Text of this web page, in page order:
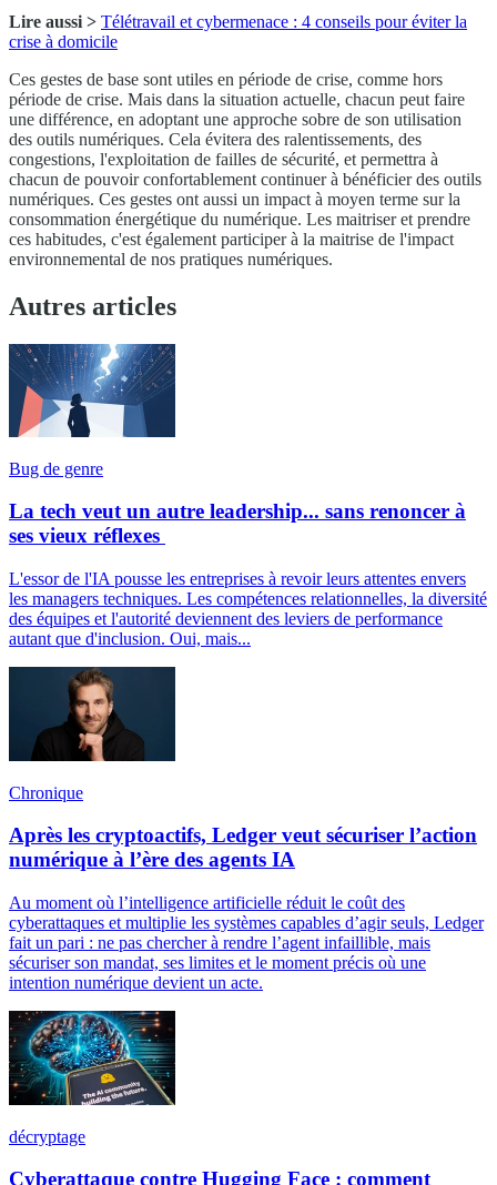
Lire aussi > Télétravail et cybermenace : 4 conseils pour éviter la
crise à domicile
Ces gestes de base sont utiles en période de crise, comme hors
période de crise. Mais dans la situation actuelle, chacun peut faire
une différence, en adoptant une approche sobre de son utilisation
des outils numériques. Cela évitera des ralentissements, des
congestions, l'exploitation de failles de sécurité, et permettra à
chacun de pouvoir confortablement continuer à bénéficier des outils
numériques. Ces gestes ont aussi un impact à moyen terme sur la
consommation énergétique du numérique. Les maitriser et prendre
ces habitudes, c'est également participer à la maitrise de l'impact
environnemental de nos pratiques numériques.
Autres articles
Bug de genre
La tech veut un autre leadership... sans renoncer à
ses vieux réflexes
L'essor de l'IA pousse les entreprises à revoir leurs attentes envers
les managers techniques. Les compétences relationnelles, la diversité
des équipes et l'autorité deviennent des leviers de performance
autant que d'inclusion. Oui, mais...
Chronique
Après les cryptoactifs, Ledger veut sécuriser l’action
numérique à l’ère des agents IA
Au moment où l’intelligence artificielle réduit le coût des
cyberattaques et multiplie les systèmes capables d’agir seuls, Ledger
fait un pari : ne pas chercher à rendre l’agent infaillible, mais
sécuriser son mandat, ses limites et le moment précis où une
intention numérique devient un acte.
décryptage
Cyberattaque contre Hugging Face : comment